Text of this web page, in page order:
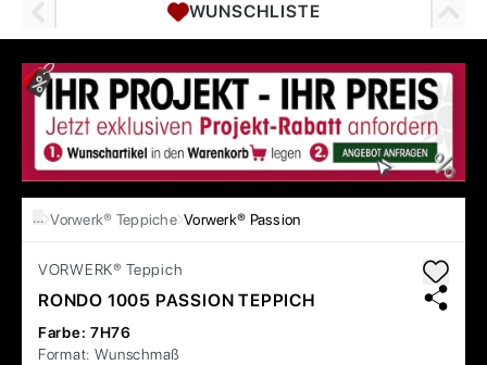
WUNSCHLISTE
… Vorwerk® Teppiche Vorwerk® Passion
VORWERK® Teppich
RONDO 1005 PASSION TEPPICH
Farbe: 7H76
Format: Wunschmaß